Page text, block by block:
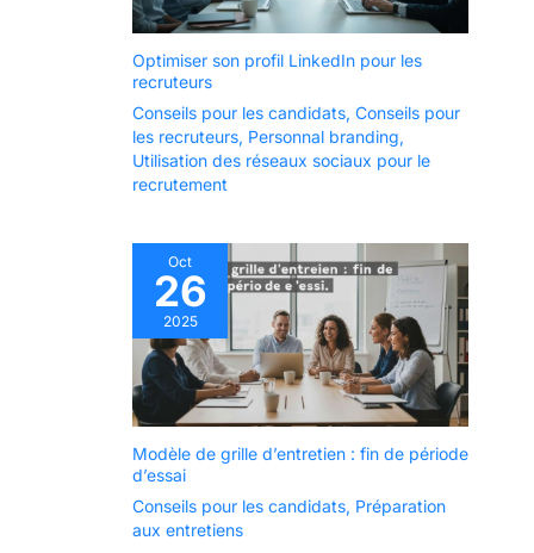
Optimiser son profil LinkedIn pour les
recruteurs
Conseils pour les candidats, Conseils pour
les recruteurs, Personnal branding,
Utilisation des réseaux sociaux pour le
recrutement
Oct
26
2025
Modèle de grille d’entretien : fin de période
d’essai
Conseils pour les candidats, Préparation
aux entretiens